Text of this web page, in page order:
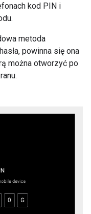
kod PIN i
metoda
powinna się ona
można otworzyć po